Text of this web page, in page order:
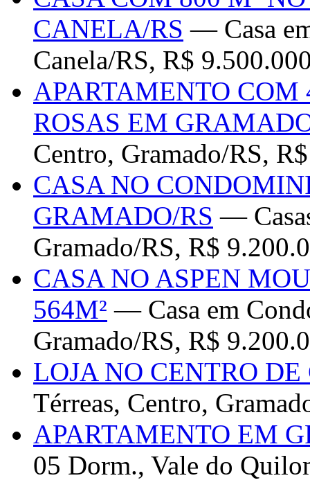
CANELA/RS — Casa
Canela/RS, R$
APARTAMENTO COM
ROSAS EM
Centro, Gramado/RS,
CASA NO
GRAMADO/RS —
Gramado/RS, R$
CASA NO ASPEN
564M² — Casa em
Gramado/RS, R$
LOJA NO CENTRO
Térreas, Centro,
APARTAMENTO EM
05 Dorm., Vale do